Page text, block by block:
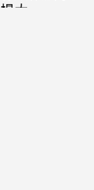
大